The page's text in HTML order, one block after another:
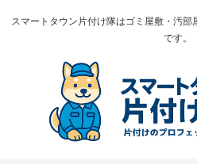
スマートタウン片付け隊はゴミ屋敷・汚
です。